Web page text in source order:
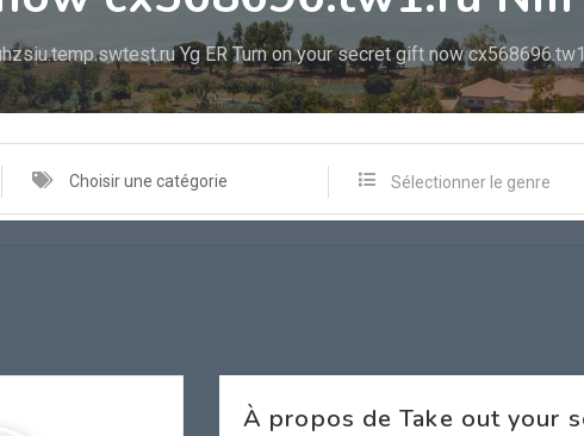
Yg ER Turn on your secret gift now
Choisir une catégorie Sélectionner le genre
À propos de Take out your